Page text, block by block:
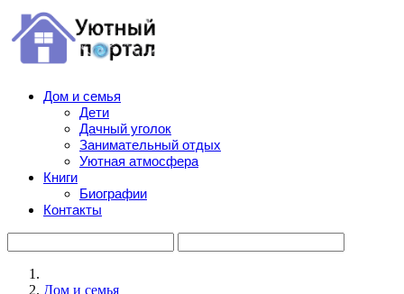
Дом и семья
Дети
Дачный уголок
Занимательный отдых
Уютная атмосфера
Книги
Биографии
Контакты
Дом и семья